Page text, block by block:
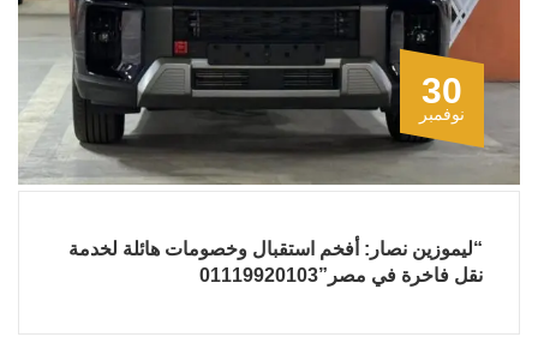
30
نوفمبر
“ليموزين نصار: أفخم استقبال وخصومات هائلة لخدمة
نقل فاخرة في مصر”01119920103